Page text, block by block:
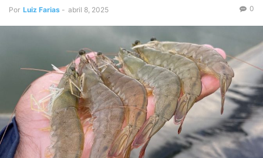
Por Luiz Farias - abril 8, 2025 0